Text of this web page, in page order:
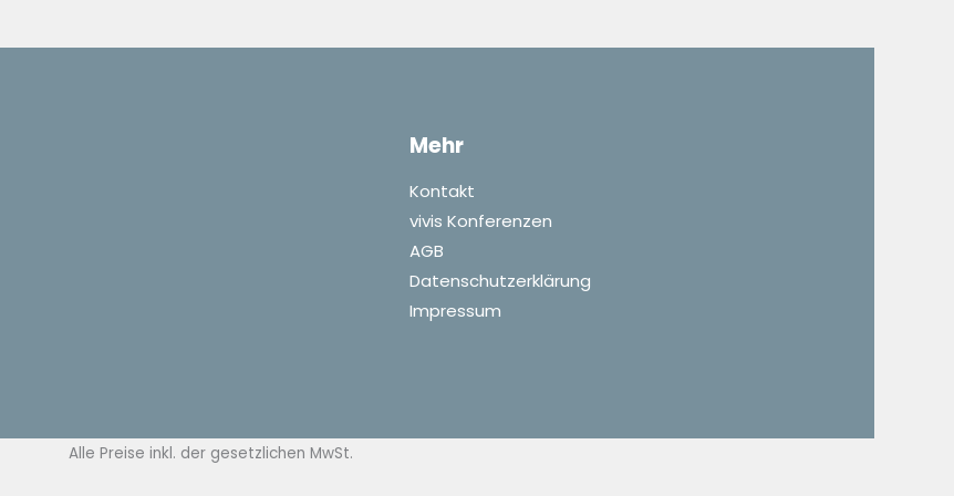
Mehr
Kontakt
vivis Konferenzen
AGB
Datenschutzerklärung
Impressum
Alle Preise inkl. der gesetzlichen MwSt.